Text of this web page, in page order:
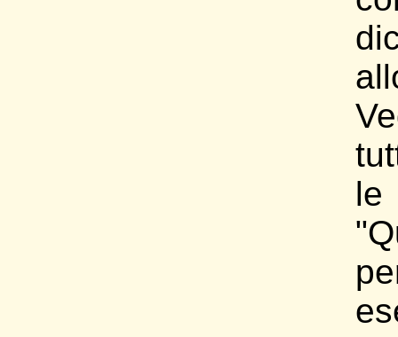
le